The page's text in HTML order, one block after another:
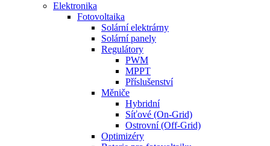
Elektronika
Fotovoltaika
Solární elektrárny
Solární panely
Regulátory
PWM
MPPT
Příslušenství
Měniče
Hybridní
Síťové (On-Grid)
Ostrovní (Off-Grid)
Optimizéry